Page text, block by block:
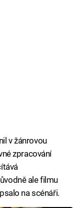
v žánrovou
zpracování
ale filmu
na scénáři.